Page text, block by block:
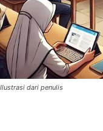
Ilustrasi dari penulis